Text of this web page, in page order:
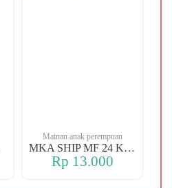
Mainan anak perempuan
MKA SHIP MF 24 KERANJANG
Rp 13.000